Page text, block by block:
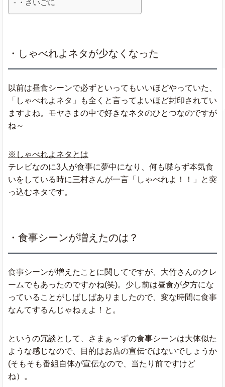
・さいごに
・しゃべれよネタが少なくなった
以前は昼食シーンで必ずといってもいいほどやっていた、
「しゃべれよネタ」も全くと言ってよいほど封印されてい
ますよね。モヤさまの中で好きなネタのひとつなのですが
ね～
※しゃべれよネタとは
テレビなのに3人が食事に夢中になり、何も喋らず本気食
いをしている時に三村さんが一言「しゃべれよ！！」と突
っ込むネタです。
・食事シーンが増えたのは？
食事シーンが増えたことに関してですが、大竹さんのクレ
ームでもあったのですかね(笑)。少し前は昼食が夕方にな
っていることがしばしばありましたので、変な時間に食事
なんてするんじゃねぇよ！と。
というの冗談として、さまぁ～ずの食事シーンは大体似た
ような感じなので、目的はお店の宣伝ではないでしょうか
(そもそも番組自体が宣伝なので、当たり前ですけど
ね）。